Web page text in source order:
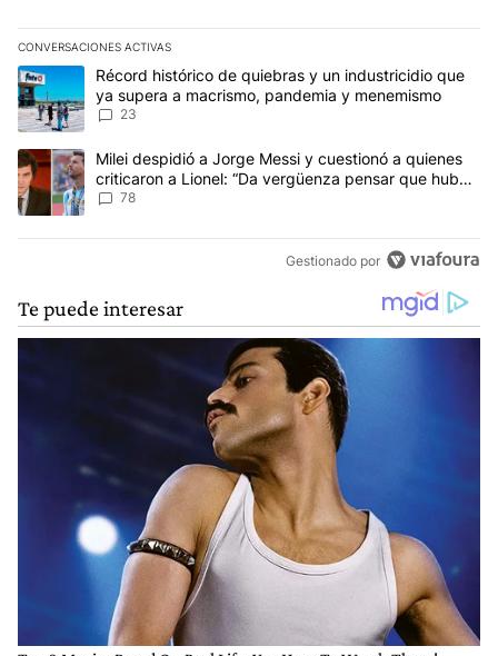
CONVERSACIONES ACTIVAS
Este listado muestra los artículos con más comentarios en los
Un artículo de tendencia con el título "Récord histórico de
Récord histórico de quiebras y un industricidio que
ya supera a macrismo, pandemia y menemismo
23
Un artículo de tendencia con el título "Milei despidió a Jorge
Milei despidió a Jorge Messi y cuestionó a quienes
criticaron a Lionel: “Da vergüenza pensar que hubo
anti-Messi”
78
Gestionado por